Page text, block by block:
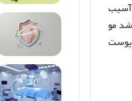
آسیب
مو
پوست